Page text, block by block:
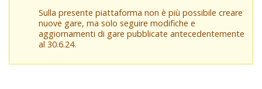
Sulla presente piattaforma non è più possibile creare
nuove gare, ma solo seguire modifiche e
aggiornamenti di gare pubblicate antecedentemente
al 30.6.24.